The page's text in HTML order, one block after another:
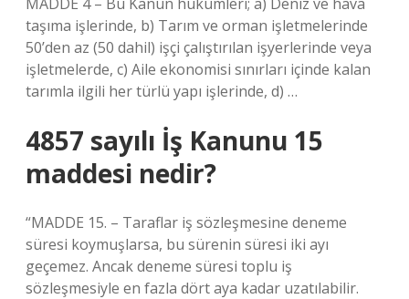
taşıma işlerinde, b) Tarım ve orman işletmelerinde
50’den az (50 dahil) işçi çalıştırılan işyerlerinde veya
işletmelerde, c) Aile ekonomisi sınırları içinde kalan
tarımla ilgili her türlü yapı işlerinde, d) …
4857 sayılı İş Kanunu 15
maddesi nedir?
“MADDE 15. – Taraflar iş sözleşmesine deneme
süresi koymuşlarsa, bu sürenin süresi iki ayı
geçemez. Ancak deneme süresi toplu iş
sözleşmesiyle en fazla dört aya kadar uzatılabilir.